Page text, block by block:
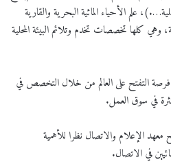
علم الأحياء المائية البحرية والقارية
وهي كلها تخصصات تخدم وتلائم البيئة المحلية
فرصة التفتح على العالم من خلال التخصص في
في سوق العمل.
معهد الإعلام والاتصال نظرا للأهمية
في الاتصال.